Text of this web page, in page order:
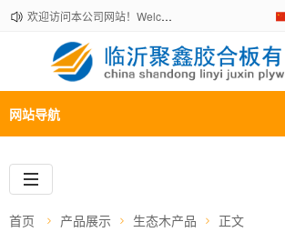
欢迎访问本公司网站！Welcome to our company website!
网站导航
首页 产品展示 生态木产品 正文